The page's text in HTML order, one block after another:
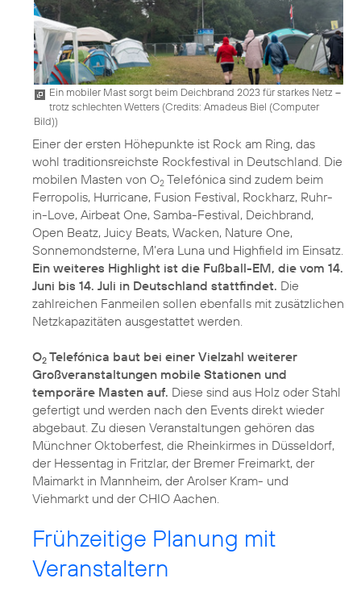
Ein mobiler Mast sorgt beim Deichbrand 2023 für starkes Netz –
trotz schlechten Wetters (Credits: Amadeus Biel (Computer
Bild))
Einer der ersten Höhepunkte ist Rock am Ring, das
wohl traditionsreichste Rockfestival in Deutschland. Die
mobilen Masten von O2 Telefónica sind zudem beim
Ferropolis, Hurricane, Fusion Festival, Rockharz, Ruhr-
in-Love, Airbeat One, Samba-Festival, Deichbrand,
Open Beatz, Juicy Beats, Wacken, Nature One,
Sonnemondsterne, M’era Luna und Highfield im Einsatz.
Ein weiteres Highlight ist die Fußball-EM, die vom 14.
Juni bis 14. Juli in Deutschland stattfindet. Die
zahlreichen Fanmeilen sollen ebenfalls mit zusätzlichen
Netzkapazitäten ausgestattet werden.
O2 Telefónica baut bei einer Vielzahl weiterer
Großveranstaltungen mobile Stationen und
temporäre Masten auf. Diese sind aus Holz oder Stahl
gefertigt und werden nach den Events direkt wieder
abgebaut. Zu diesen Veranstaltungen gehören das
Münchner Oktoberfest, die Rheinkirmes in Düsseldorf,
der Hessentag in Fritzlar, der Bremer Freimarkt, der
Maimarkt in Mannheim, der Arolser Kram- und
Viehmarkt und der CHIO Aachen.
Frühzeitige Planung mit
Veranstaltern